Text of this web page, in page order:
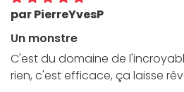
par PierreYvesP
Un monstre
C'est du domaine de
rien, c'est efficace, ça laisse